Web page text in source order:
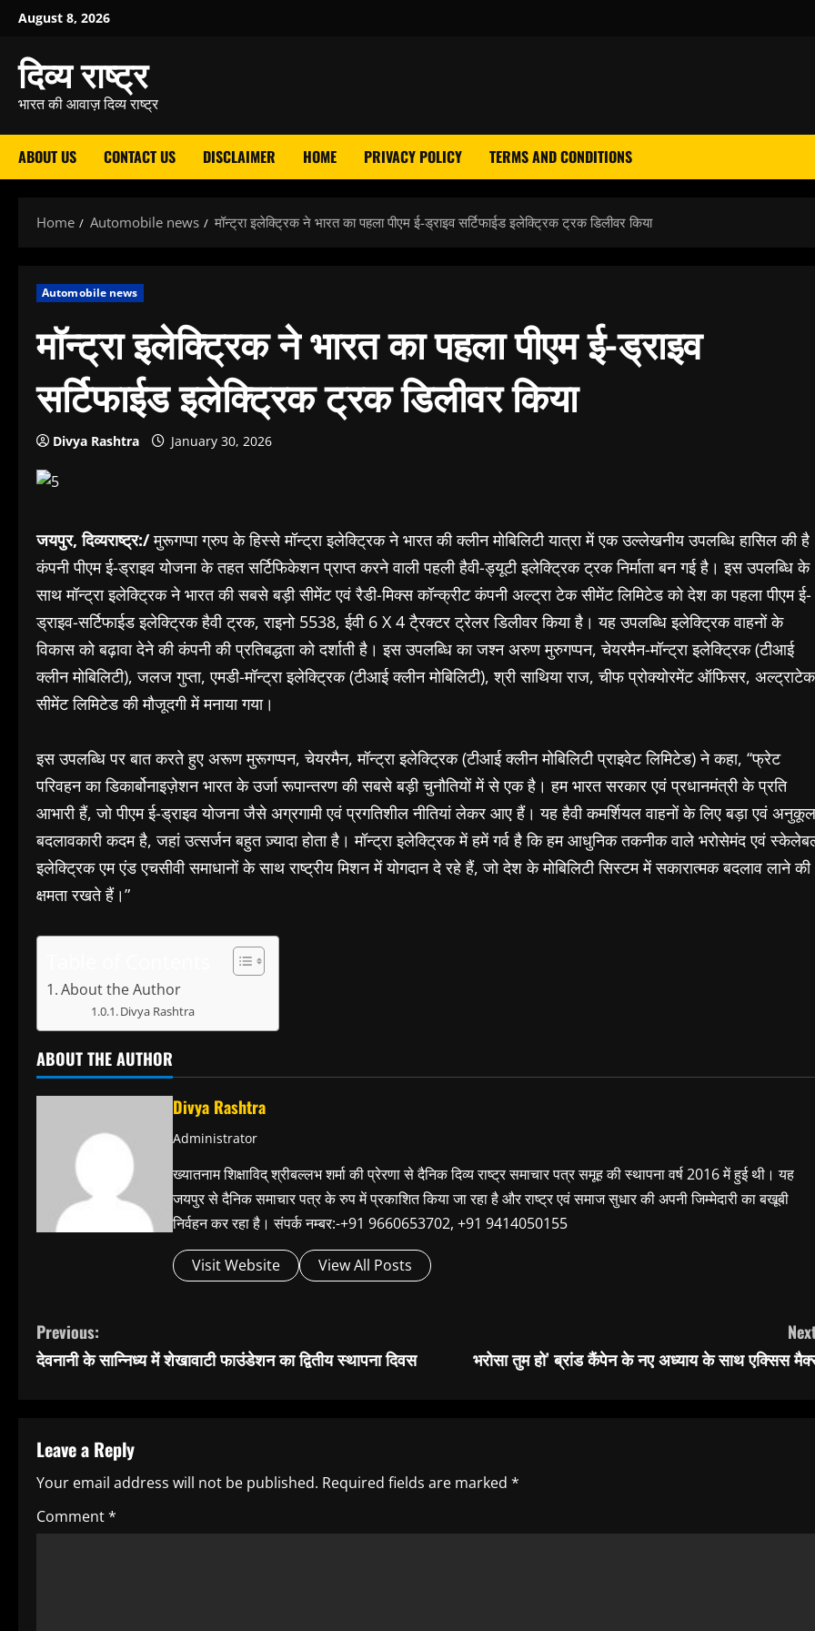
Skip
content
August 8, 2026
दिव्य राष्ट्र
भारत की आवाज़ दिव्य राष्ट्र
ABOUT US CONTACT US DISCLAIMER HOME PRIVACY POLICY TERMS AND CONDITIONS
Home Automobile news मॉन्ट्रा इलेक्ट्रिक ने भारत का पहला पीएम ई-ड्राइव सर्टिफाईड इलेक्ट्रिक ट्रक डिलीवर किया
Automobile news
मॉन्ट्रा इलेक्ट्रिक ने भारत का पहला पीएम ई-ड्राइव
सर्टिफाईड इलेक्ट्रिक ट्रक डिलीवर किया
Divya Rashtra January 30, 2026
जयपुर, दिव्यराष्ट्र:/मुरूगप्पा ग्रुप के हिस्से मॉन्ट्रा इलेक्ट्रिक ने भारत की क्लीन मोबिलिटी यात्रा में एक उल्लेखनीय उपलब्धि हासिल की
कंपनी पीएम ई-ड्राइव योजना के तहत सर्टिफिकेशन प्राप्त करने वाली पहली हैवी-ड्यूटी इलेक्ट्रिक ट्रक निर्माता बन गई है। इस उपलब्धि के
साथ मॉन्ट्रा इलेक्ट्रिक ने भारत की सबसे बड़ी सीमेंट एवं रैडी-मिक्स कॉन्क्रीट कंपनी अल्ट्रा टेक सीमेंट लिमिटेड को देश का पहला पीएम ई-
ड्राइव-सर्टिफाईड इलेक्ट्रिक हैवी ट्रक, राइनो 5538, ईवी 6 X 4 टै्रक्टर ट्रेलर डिलीवर किया है। यह उपलब्धि इलेक्ट्रिक वाहनों के
विकास को बढ़ावा देने की कंपनी की प्रतिबद्धता को दर्शाती है। इस उपलब्धि का जश्न अरुण मुरुगप्पन, चेयरमैन-मॉन्ट्रा इलेक्ट्रिक (टीआई
क्लीन मोबिलिटी), जलज गुप्ता, एमडी-मॉन्ट्रा इलेक्ट्रिक (टीआई क्लीन मोबिलिटी), श्री साथिया राज, चीफ प्रोक्योरमेंट ऑफिसर, अल्ट्राटेक
सीमेंट लिमिटेड की मौजूदगी में मनाया गया।
इस उपलब्धि पर बात करते हुए अरूण मुरूगप्पन, चेयरमैन, मॉन्ट्रा इलेक्ट्रिक (टीआई क्लीन मोबिलिटी प्राइवेट लिमिटेड) ने कहा, ‘‘फ्रेट
परिवहन का डिकार्बोनाइज़ेशन भारत के उर्जा रूपान्तरण की सबसे बड़ी चुनौतियों में से एक है। हम भारत सरकार एवं प्रधानमंत्री के प्रति
आभारी हैं, जो पीएम ई-ड्राइव योजना जैसे अग्रगामी एवं प्रगतिशील नीतियां लेकर आए हैं। यह हैवी कमर्शियल वाहनों के लिए बड़ा एवं अनुकूल
बदलावकारी कदम है, जहां उत्सर्जन बहुत ज़्यादा होता है। मॉन्ट्रा इलेक्ट्रिक में हमें गर्व है कि हम आधुनिक तकनीक वाले भरोसेमंद एवं
इलेक्ट्रिक एम एंड एचसीवी समाधानों के साथ राष्ट्रीय मिशन में योगदान दे रहे हैं, जो देश के मोबिलिटी सिस्टम में सकारात्मक बदलाव लाने की
क्षमता रखते हैं।”
About the Author
Divya Rashtra
ABOUT THE AUTHOR
Divya Rashtra
Administrator
ख्यातनाम शिक्षाविद् श्रीबल्लभ शर्मा की प्रेरणा से दैनिक दिव्य राष्ट्र समाचार पत्र समूह की स्थापना वर्ष 2016 में हुई थी। यह
जयपुर से दैनिक समाचार पत्र के रुप में प्रकाशित किया जा रहा है और राष्ट्र एवं समाज सुधार की अपनी जिम्मेदारी का बखूबी
निर्वहन कर रहा है। संपर्क नम्बर:-+91 9660653702, +91 9414050155
Visit Website View All Posts
C
o
t
i
n
Previous:
देवनानी के सान्निध्य में शेखावाटी फाउंडेशन का द्वितीय स्थापना दिवस
भरोसा तुम हो’ ब्रांड कैंपेन के नए अध्याय के साथ एक्सिस
Leave a Reply
Your email address will not be published. Required fields are marked *
Comment*